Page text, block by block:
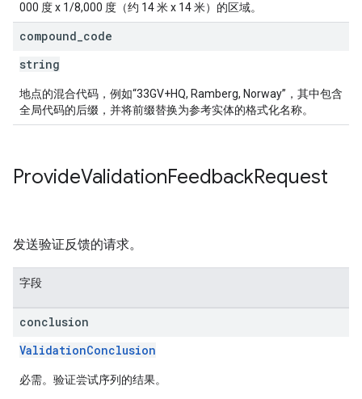
000 度 x 1/8,000 度（约 14 米 x 14 米）的区域。
compound code
string
地点的混合代码，例如“33GV+HQ, Ramberg, Norway”，其中包含
全局代码的后缀，并将前缀替换为参考实体的格式化名称。
ProvideValidationFeedbackRequest
发送验证反馈的请求。
字段
conclusion
ValidationConclusion
必需。验证尝试序列的结果。